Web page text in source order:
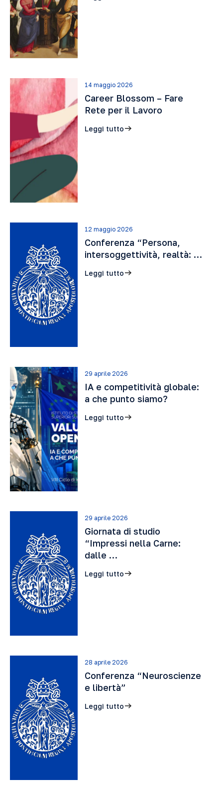
14 maggio 2026
Career Blossom – Fare
Rete per il Lavoro
Leggi tutto
12 maggio 2026
Conferenza “Persona,
intersoggettività, realtà: …
Leggi tutto
29 aprile 2026
IA e competitività globale:
a che punto siamo?
Leggi tutto
29 aprile 2026
Giornata di studio
“Impressi nella Carne:
dalle …
Leggi tutto
28 aprile 2026
Conferenza “Neuroscienze
e libertà”
Leggi tutto